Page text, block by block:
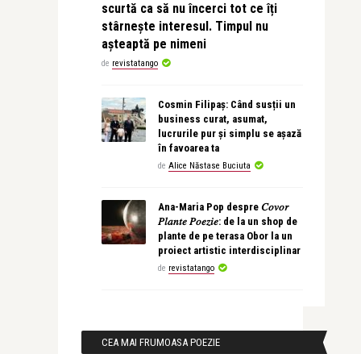
scurtă ca să nu încerci tot ce îți
stârnește interesul. Timpul nu
așteaptă pe nimeni
de revistatango
Cosmin Filipaș: Când susții un
business curat, asumat,
lucrurile pur și simplu se așază
în favoarea ta
de Alice Năstase Buciuta
Ana-Maria Pop despre 𝐶𝑜𝑣𝑜𝑟
𝑃𝑙𝑎𝑛𝑡𝑒 𝑃𝑜𝑒𝑧𝑖𝑒: de la un shop de
plante de pe terasa Obor la un
proiect artistic interdisciplinar
de revistatango
CEA MAI FRUMOASA POEZIE